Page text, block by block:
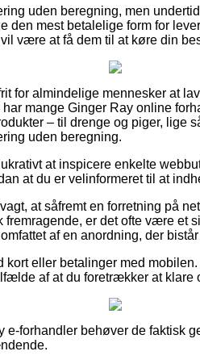
uden beregning, men
den mest betalelige form for
være at få dem til at køre din
for almindelige mennesker at
mange Ginger Ray online
– til drenge og piger, lige
uden beregning.
at inspicere enkelte
at du er velinformeret til at
at såfremt en forretning på
fremragende, er det ofte være et
af en anordning, der
eller betalinger med
af at du foretrækker at klare
e-forhandler behøver de faktisk